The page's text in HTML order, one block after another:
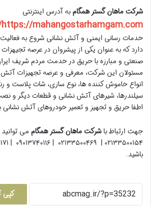
شرکت ماهان گستر همگامبه آدرس اینترنتی
https://mahangostarhamgam.com/
خدمات رسانی ایمنی و آتش نشانی شروع به
دارد که به عنوان یکی از پیشروان در عرصه
صنعتی و مبارزه با حریق در خدمت مردم شریف
مسئولان این شرکت، معرفی و عرضه تجهیزات
انواع خاموش کننده ها، نوع سازی، شات پلاست و
سیلندرها، شیرهای آتش نشانی و قطعات دیگر و
اطفا حریق و تجهیز و تعمیر خودروهای آتش نشانی
جهت ارتباط باشرکت ماهان گستر همگام می
باشید.
کپی